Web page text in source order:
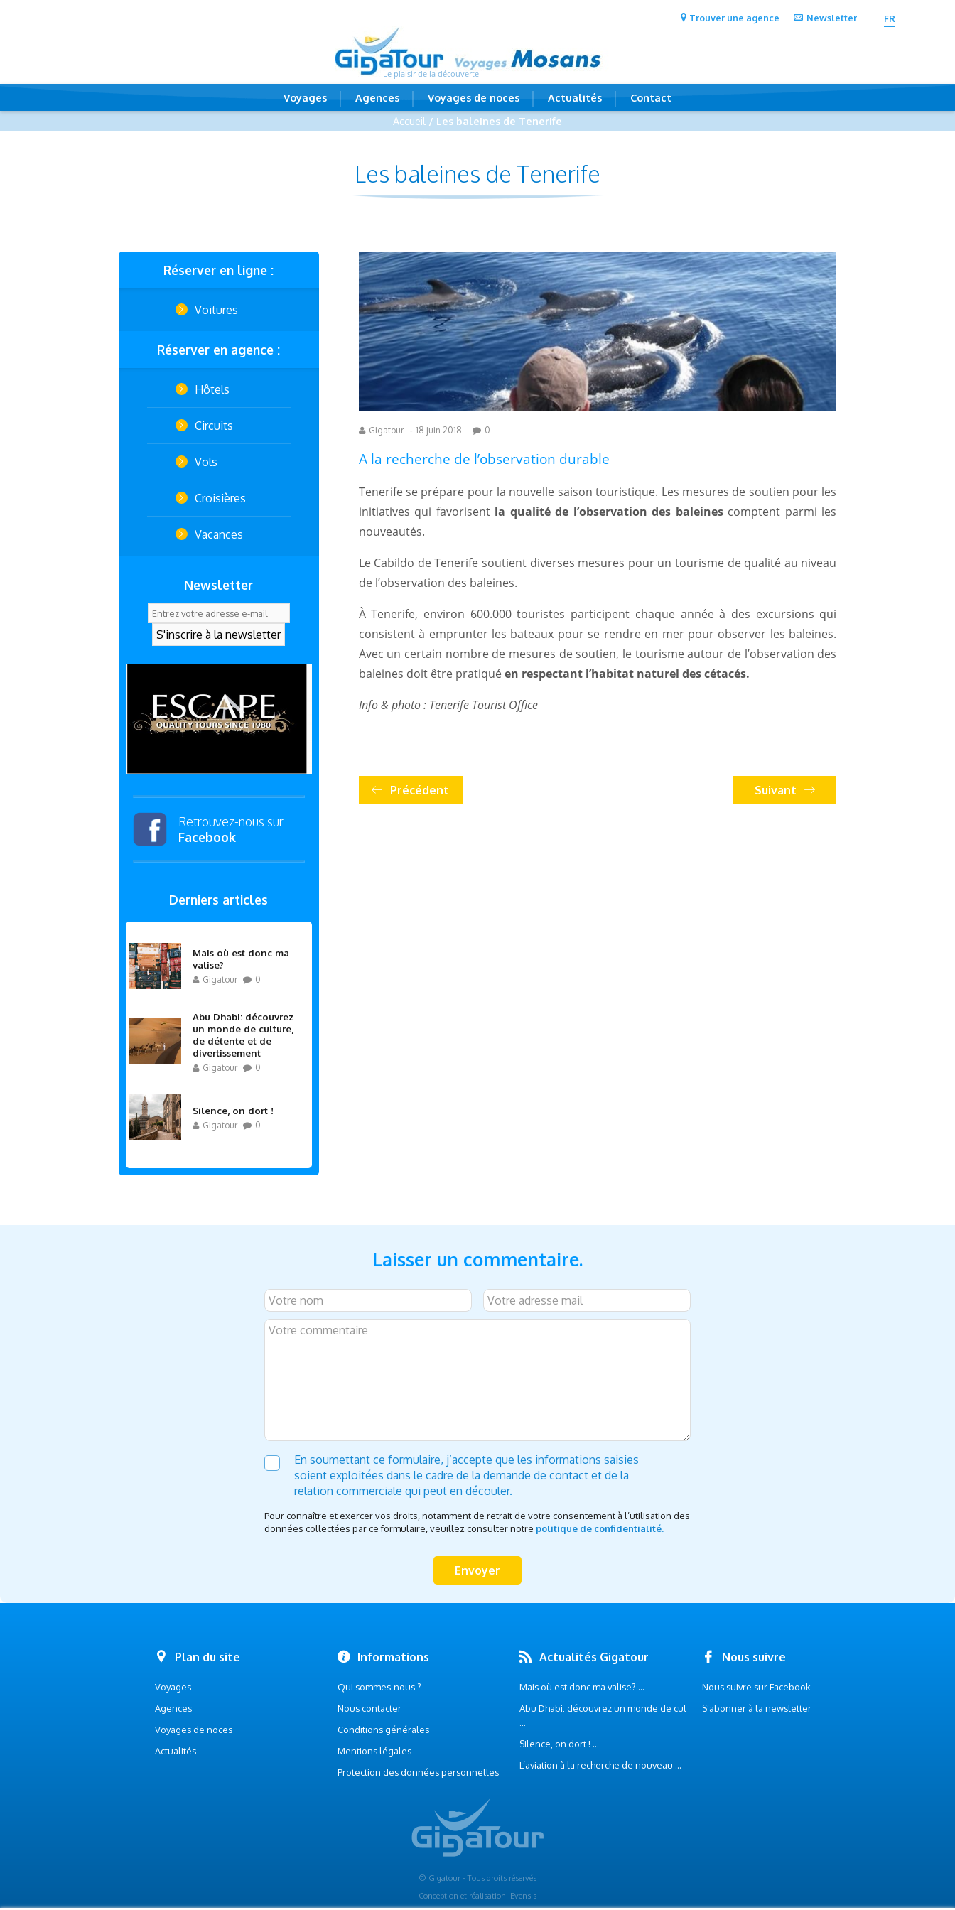
Trouver une agence Newsletter FR
Le plaisir de la découverte
Voyages Agences Voyages de noces Actualités
Contact
Accueil / Les baleines de Tenerife
Les baleines de Tenerife
Réserver en ligne :
Voitures
Réserver en agence :
Hôtels
Circuits
Vols
Croisières
Vacances
Newsletter
Retrouvez-nous sur
Facebook
Derniers articles
Mais où est donc ma
valise?
Gigatour 0
Abu Dhabi: découvrez
un monde de culture,
de détente et de
divertissement
Gigatour 0
Silence, on dort !
Gigatour 0
Gigatour - 18 juin 2018 0
A la recherche de l’observation durable
Tenerife se prépare pour la nouvelle saison touristique. Les mesures de soutien pour les
initiatives qui favorisent la qualité de l’observation des baleinescomptent parmi les
nouveautés.
Le Cabildo de Tenerife soutient diverses mesures pour un tourisme de qualité au niveau
de l’observation des baleines.
À Tenerife, environ 600.000 touristes participent chaque année à des excursions qui
consistent à emprunter les bateaux pour se rendre en mer pour observer les baleines.
Avec un certain nombre de mesures de soutien, le tourisme autour de l’observation des
baleines doit être pratiqué en respectant l’habitat naturel des cétacés.
Info & photo : Tenerife Tourist Office
Précédent Suivant
Laisser un commentaire.
En soumettant ce formulaire, j’accepte que les informations saisies
soient exploitées dans le cadre de la demande de contact et de la
relation commerciale qui peut en découler.
Pour connaître et exercer vos droits, notamment de retrait de votre consentement à l’utilisation des
données collectées par ce formulaire, veuillez consulter notre politique de confidentialité.
Plan du site
Voyages
Agences
Voyages de noces
Actualités
Informations
Qui sommes-nous ?
Nous contacter
Conditions générales
Mentions légales
Protection des données personnelles
Actualités Gigatour
Mais où est donc ma valise? ...
Abu Dhabi: découvrez un monde de cul
...
Silence, on dort ! ...
L’aviation à la recherche de nouveau ...
Nous suivre
Nous suivre sur Facebook
S’abonner à la newsletter
© Gigatour - Tous droits réservés
Conception et réalisation: Evensis